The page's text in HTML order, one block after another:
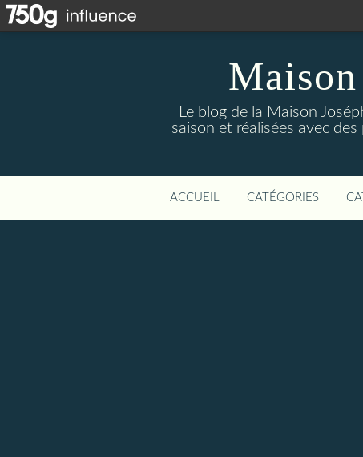
Le blog de la Maison
saison et réalisées avec
ACCUEIL CATÉGORIES